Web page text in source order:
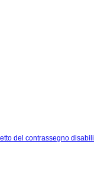
del contrassegno disabili